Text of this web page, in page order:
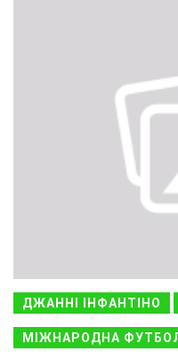
ДЖАННІ ІНФАНТІНО
МІЖНАРОДНА